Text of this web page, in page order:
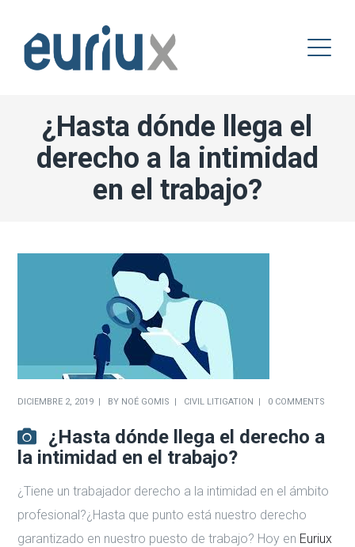
¿Hasta dónde llega el
derecho a la intimidad
en el trabajo?
DICIEMBRE 2, 2019 BY NOÉ GOMIS CIVIL LITIGATION 0 COMMENTS
¿Hasta dónde llega el derecho a
la intimidad en el trabajo?
¿Tiene un trabajador derecho a la intimidad en el ámbito
profesional?¿Hasta que punto está nuestro derecho
garantizado en nuestro puesto de trabajo? Hoy en Euriux